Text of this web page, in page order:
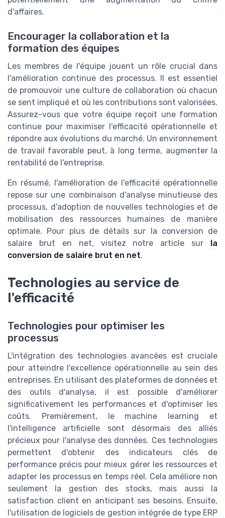
d'affaires.
Encourager la collaboration et la
formation des équipes
Les membres de l'équipe jouent un rôle crucial dans
l'amélioration continue des processus. Il est essentiel
de promouvoir une culture de collaboration où chacun
se sent impliqué et où les contributions sont valorisées.
Assurez-vous que votre équipe reçoit une formation
continue pour maximiser l'efficacité opérationnelle et
répondre aux évolutions du marché. Un environnement
de travail favorable peut, à long terme, augmenter la
rentabilité de l'entreprise.
En résumé, l'amélioration de l'efficacité opérationnelle
repose sur une combinaison d'analyse minutieuse des
processus, d'adoption de nouvelles technologies et de
mobilisation des ressources humaines de manière
optimale. Pour plus de détails sur la conversion de
salaire brut en net, visitez notre article sur
la
conversion de salaire brut en net.
Technologies au service de
l'efficacité
Technologies pour optimiser les
processus
L'intégration des technologies avancées est cruciale
pour atteindre l'excellence opérationnelle au sein des
entreprises. En utilisant des plateformes de données et
des outils d'analyse, il est possible d'améliorer
significativement les performances et d'optimiser les
coûts. Premièrement, le machine learning et
l'intelligence artificielle sont désormais des alliés
précieux pour l'analyse des données. Ces technologies
permettent d'obtenir des indicateurs clés de
performance précis pour mieux gérer les ressources et
adapter les processus en temps réel. Cela améliore non
seulement la gestion des stocks, mais aussi la
satisfaction client en anticipant ses besoins. Ensuite,
l'utilisation de logiciels de gestion intégrée de type ERP